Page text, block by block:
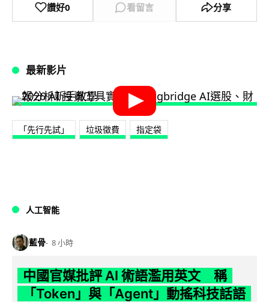
讚好0 看留言 分享
最新影片
「先行先試」 垃圾徵費 指定袋
人工智能
藍骨 8 小時
中國官媒批評 AI 術語濫用英文 稱
「Token」與「Agent」動搖科技話語